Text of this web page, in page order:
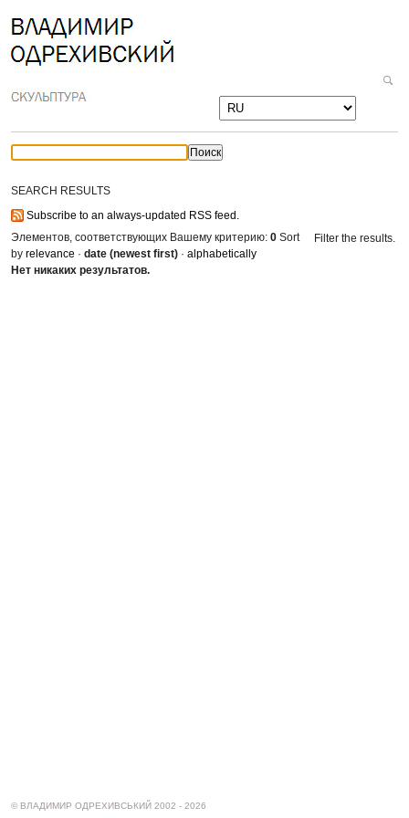
Перейти
к
содержимому.
Перейти
к
SEARCH RESULTS
Subscribe to an always-updated RSS feed.
Элементов, соответствующих Вашему критерию: 0 Filter the results.
Sort
by relevance · date (newest first) · alphabetically
Нет никаких результатов.
© ВЛАДИМИР ОДРЕХИВСЬКИЙ 2002 - 2026